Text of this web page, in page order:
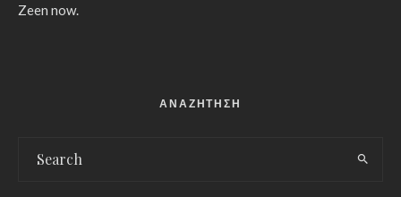
Zeen now.
ΑΝΑΖΗΤΗΣΗ